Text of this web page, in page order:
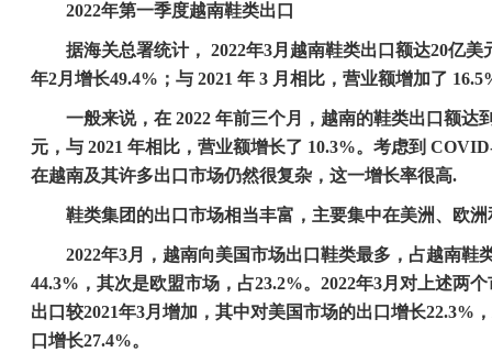
2022年第一季度越南鞋类出口
据海关总署统计， 2022年3月越南鞋类出口额达20亿美
年2月增长49.4% ；与 2021 年 3 月相比，营业额增加了
一般来说，在 2022 年前三个月，越南的鞋类出口额达
元，与 2021 年相比，营业额增长了 10.3%。考虑到
在越南及其许多出口市场仍然很复杂，这一增长率很高.
鞋类集团的出口市场相当丰富，主要集中在美洲、欧洲
2022年3月，越南向美国市场出口鞋类最多，占越南鞋
44.3% ，其次是欧盟市场，占23.2%。 2022年3月对上述两
出口较2021年3月增加，其中对美国市场的出口增长22.3%
口增长27.4%。